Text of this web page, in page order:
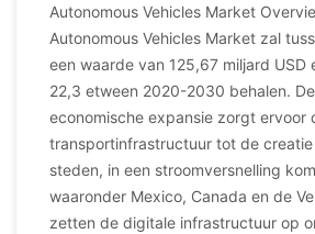
Autonomous Vehicles Market
Autonomous Vehicles Market zal
een waarde van 125,67 miljard USD
22,3 etween 2020-2030 behalen.
economische expansie zorgt ervoor
transportinfrastructuur tot de creatie
steden, in een stroomversnelling
waaronder Mexico, Canada en de
zetten de digitale infrastructuur op